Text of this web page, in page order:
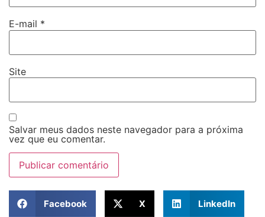
E-mail *
Site
Salvar meus dados neste navegador para a próxima
vez que eu comentar.
Facebook X LinkedIn